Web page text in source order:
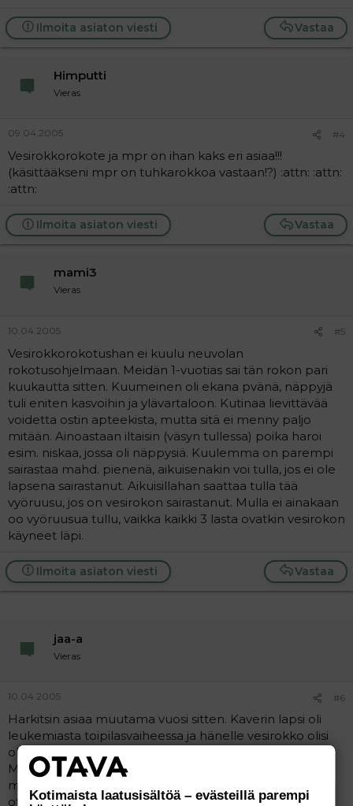
Vastaa
Ilmoita asiaton viesti
Himputti
Vieras
09.04.2005 #4
Vesirokkorokote ja mpr on ihan kaks eri asiaa!!!
(käsittääkseni mpr on tuhkarokkoa vastaan!?) :attn: :attn:
:attn:
Vastaa
Ilmoita asiaton viesti
mami3
Vieras
10.04.2005 #5
Vesirokkorokotushan ei kuulu neuvolan
rokotusohjelmaan. Meidän 1-vuotias sai tän rokon pari
kuukautta sitten. Kuumeinen oli ekana pvänä, näppyjä
tuli eniten kasvoihin ja ylävartaloon. Kutinaa lievittävää
voidetta ostin apteekista, mutta sitä ei menny paljo
mitään. Ainoastaan iltaisin (väsyn tullessa) poika haroi
esim. niskaa, jossa oli näppysiä. Kuulemma on parempi
sairastaa mahd. pienenä, aikuisenakin voi tulla, jos ei ole
lapsena sairastanut. Aikuisillahan saattaa tulla tää
vyöruusu, jos on vesirokon sairastanut. Mulla ei ainakaan
oo vyöruusua tullu, vaikka kaikki 3 lasta ovatkin vesirokon
käyneet läpi.
Vastaa
Ilmoita asiaton viesti
jaa-a
Vieras
10.04.2005 #6
Harkitsin asiaa muutama vuosi sitten. Kaverin lapsi oli
leukemiasta toipilasvaiheessa ja hänelle vesirokko olisi
ollut kohtalokas.
Muutaman lastenlääkärin kanssa keskustelin ja heidän
mielipide oli se että muuten terveelle lapselle he eivät
ottaisi (kumpikin totesi että eivät ottaisi omilleen)
Kotimaista laatusisältöä – evästeillä parempi